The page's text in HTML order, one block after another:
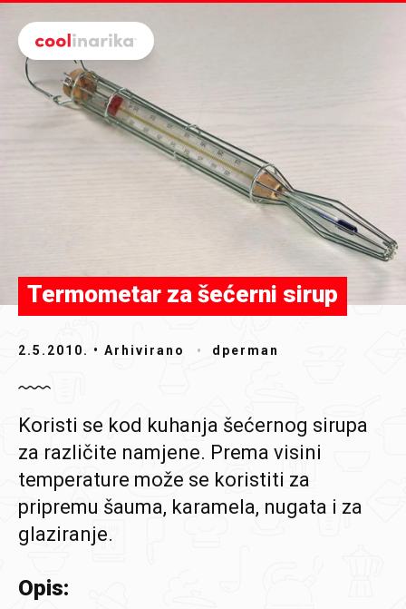
Termometar za šećerni sirup
2.5.2010. • Arhivirano dperman
Koristi se kod kuhanja šećernog sirupa
za različite namjene. Prema visini
temperature može se koristiti za
pripremu šauma, karamela, nugata i za
glaziranje.
Opis: